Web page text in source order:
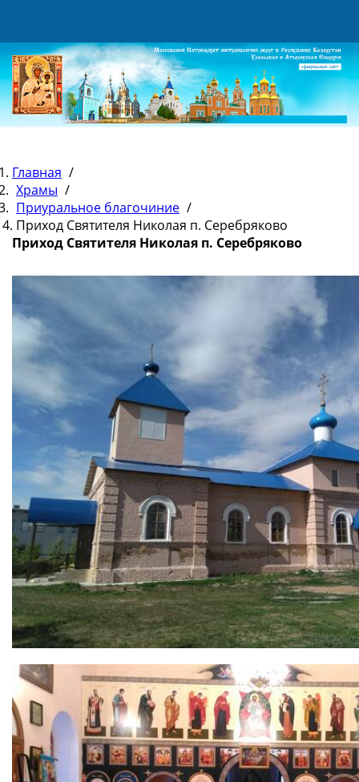
Главная /
Храмы /
Приуральное благочиние /
Приход Святителя Николая п. Серебряково
Приход Святителя Николая п. Серебряково